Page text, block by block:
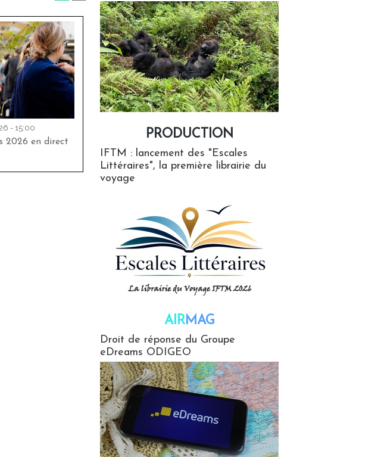
- 15:00
2026 en direct
PRODUCTION
IFTM : lancement des "Escales
Littéraires", la première librairie du
voyage
AIRMAG
Droit de réponse du Groupe
eDreams ODIGEO